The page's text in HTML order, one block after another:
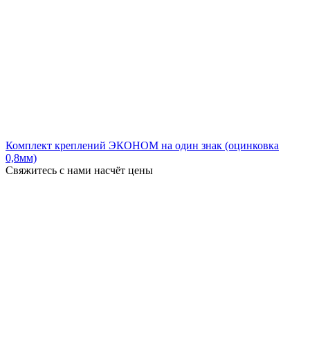
Комплект креплений ЭКОНОМ на один знак (оцинковка
0,8мм)
Свяжитесь с нами насчёт цены